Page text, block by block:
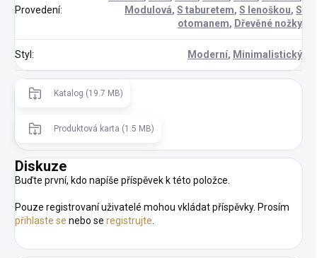
Provedení:
Modulová, S taburetem, S lenoškou, S
otomanem, Dřevěné nožky
Styl: Moderní, Minimalistický
Katalog (19.7 MB)
Produktová karta (1.5 MB)
Diskuze
Buďte první, kdo napíše příspěvek k této položce.
Pouze registrovaní uživatelé mohou vkládat příspěvky. Prosím
přihlaste se nebo se registrujte